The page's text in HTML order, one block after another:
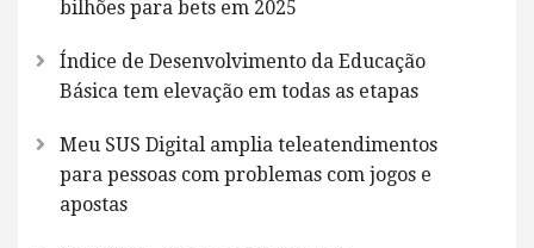
bilhões para bets em 2025
Índice de Desenvolvimento da Educação
Básica tem elevação em todas as etapas
Meu SUS Digital amplia teleatendimentos
para pessoas com problemas com jogos e
apostas